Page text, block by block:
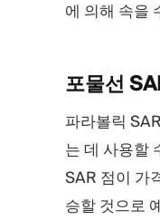
에 의해 속을
포물선
파라볼릭
는 데 사용할
SAR 점이 가
승할 것으로